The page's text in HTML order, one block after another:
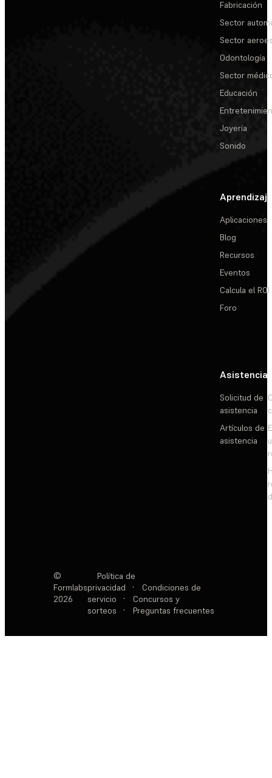
Fabricación
Sector
Sector
Odontología
Sector
Educación
Joyería
Sonido
Aprendizaje
Aplicaciones
Blog
Recursos
Eventos
Calcula el ROI
Foro
Asistencia
Solicitud de
asistencia
Artículos de
asistencia
©
Formlabs
2026
Política de
privacidad
·
Condiciones de
servicio
·
Concursos y
sorteos
· Preguntas frecuentes